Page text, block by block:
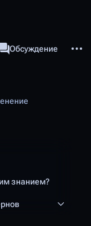
associated-pages
Статья
Обсуждение
знанием?